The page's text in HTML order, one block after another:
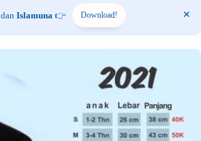
Islamuna 👉 Download!